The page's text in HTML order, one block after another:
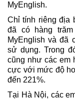
MyEnglish.
Chỉ tính riêng địa
đã có hàng
MyEnglish và đã
sử dụng. Trong
cũng như các em
cực với mức độ
đến 221%.
Tại Hà Nội, các